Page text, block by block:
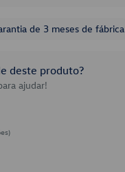
de 3 meses de fábrica
deste produto?
ajudar!